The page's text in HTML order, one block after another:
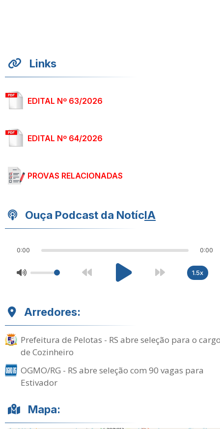
Links
EDITAL Nº 63/2026
EDITAL Nº 64/2026
PROVAS RELACIONADAS
Ouça Podcast da NotícIA
0:00 0:00
1.5x
Arredores:
Prefeitura de Pelotas - RS abre seleção para o
de Cozinheiro
OGMO/RG - RS abre seleção com 90 vagas para
Estivador
Mapa: